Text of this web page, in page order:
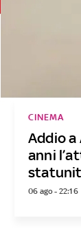
Addio a
anni
CINEMA
06 ago - 22:16